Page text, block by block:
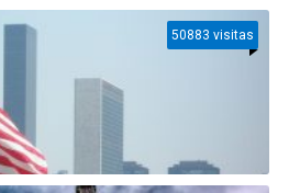
50883 visitas